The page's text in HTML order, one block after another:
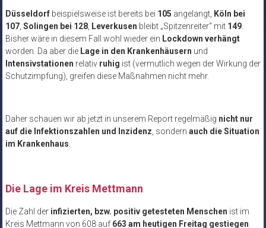
Düsseldorfbeispielsweise ist bereits bei 105 angelangt, Köln bei
107, Solingen bei 128, Leverkusen bleibt „Spitzenreiter“ mit 149.
Bisher wäre in diesem Fall wohl wieder ein Lockdown verhängt
worden. Da aber die Lage in den Krankenhäusern und
Intensivstationen relativ ruhig ist (vermutlich wegen der Wirkung der
Schutzimpfung), greifen diese Maßnahmen nicht mehr.
Daher schauen wir ab jetzt in unserem Report regelmäßig nicht nur
auf die Infektionszahlen und Inzidenz , sondern auch die Situation
im Krankenhaus
Die Lage im Kreis Mettmann
Die Zahl der infizierten, bzw. positiv getesteten Menschen ist im
Kreis Mettmann von 608 auf 663 am heutigen Freitag gestiegen